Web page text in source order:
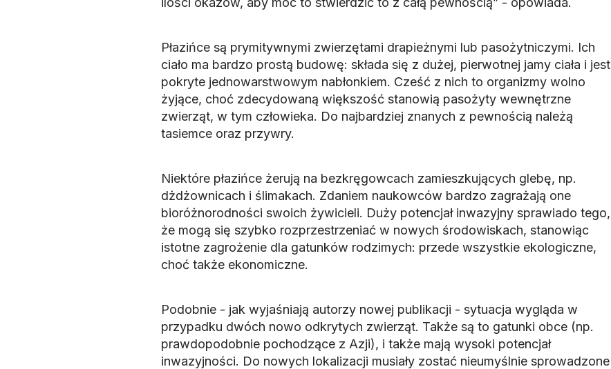
Płazińce są prymitywnymi zwierzętami drapieżnymi lub pasożytniczymi. Ich
ciało ma bardzo prostą budowę: składa się z dużej, pierwotnej jamy ciała i jest
pokryte jednowarstwowym nabłonkiem. Cześć z nich to organizmy wolno
żyjące, choć zdecydowaną większość stanowią pasożyty wewnętrzne
zwierząt, w tym człowieka. Do najbardziej znanych z pewnością należą
tasiemce oraz przywry.
Niektóre płazińce żerują na bezkręgowcach zamieszkujących glebę, np.
dżdżownicach i ślimakach. Zdaniem naukowców bardzo zagrażają one
bioróżnorodności swoich żywicieli. Duży potencjał inwazyjny sprawiado tego,
że mogą się szybko rozprzestrzeniać w nowych środowiskach, stanowiąc
istotne zagrożenie dla gatunków rodzimych: przede wszystkie ekologiczne,
choć także ekonomiczne.
Podobnie - jak wyjaśniają autorzy nowej publikacji - sytuacja wygląda w
przypadku dwóch nowo odkrytych zwierząt. Także są to gatunki obce (np.
prawdopodobnie pochodzące z Azji), i także mają wysoki potencjał
inwazyjności. Do nowych lokalizacji musiały zostać nieumyślnie sprowadzone